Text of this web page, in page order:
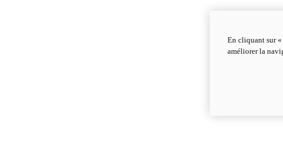
En cliquant sur
améliorer la